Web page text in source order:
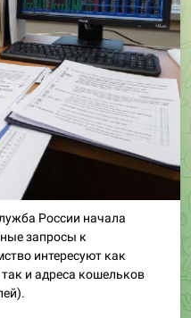
России начала
запросы к
интересуют как
и адреса кошельков